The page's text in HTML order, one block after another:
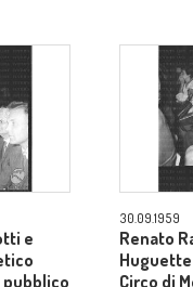
e
30.09.1959
Renato
Circo di